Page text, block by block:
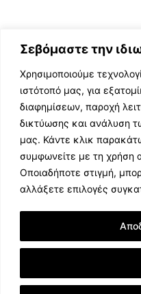
Σεβόμαστε την
Χρησιμοποιούμε
ιστότοπό μας, για
διαφημίσεων, παροχή
δικτύωσης και ανάλυση
μας. Κάντε κλικ
συμφωνείτε με τη χρήση
Οποιαδήποτε στιγμή,
αλλάξετε επιλογές
ΕΛΛΗΝΙΚΗ ΜΟΥΣΙΚΗ
TV SHOWS
EVENTS
ΘΕΑΤΡΟ
ΔΙΑΓΩΝΙΣΜΟΙ
STOA CULTURA
ΣΥΝΕΝΤΕΥΞΕΙΣ